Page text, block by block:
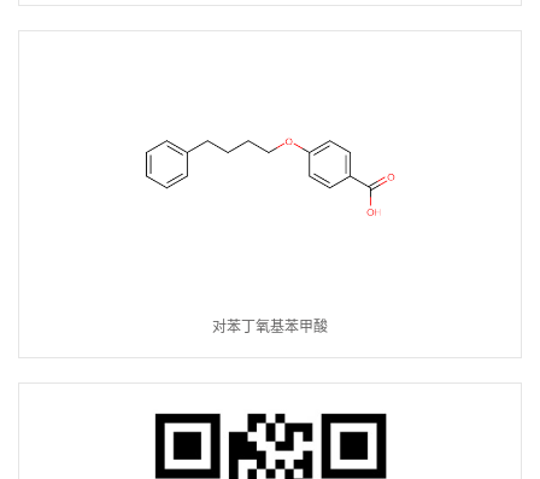
对苯丁氧基苯甲酸